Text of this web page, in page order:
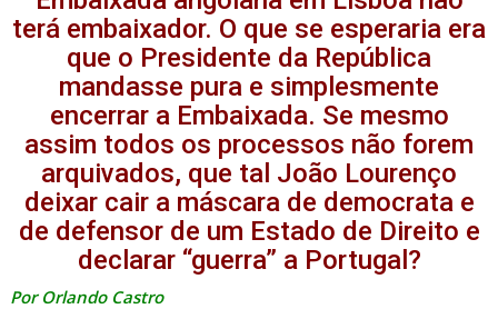
terá embaixador. O que se esperaria era
que o Presidente da República
mandasse pura e simplesmente
encerrar a Embaixada. Se mesmo
assim todos os processos não forem
arquivados, que tal João Lourenço
deixar cair a máscara de democrata e
de defensor de um Estado de Direito e
declarar “guerra” a Portugal?
Por Orlando Castro